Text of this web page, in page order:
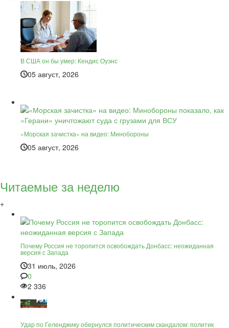
В США он бы умер: Кендис Оуэнс
05 август, 2026
«Морская зачистка» на видео: Минобороны
05 август, 2026
Читаемые за неделю
+
Почему Россия не торопится освобождать Донбасс: неожиданная
версия с Запада
31 июль, 2026
0
2 336
Удар по Геленджику обернулся политическим скандалом: политик